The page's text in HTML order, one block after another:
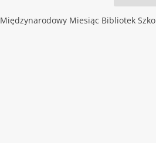
Międzynarodowy Miesiąc Bibliotek